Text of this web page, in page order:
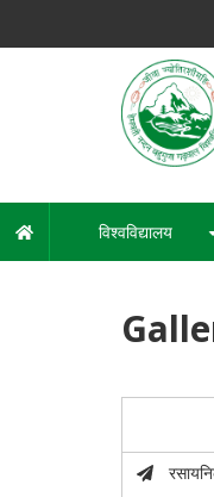
मुख्य
नेविगेशन
विश्वविद्यालय